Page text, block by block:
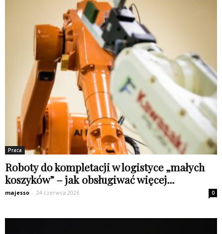
Praca
Roboty do kompletacji w logistyce „małych
koszyków” – jak obsługiwać więcej...
majesso - 24 czerwca 2026 0